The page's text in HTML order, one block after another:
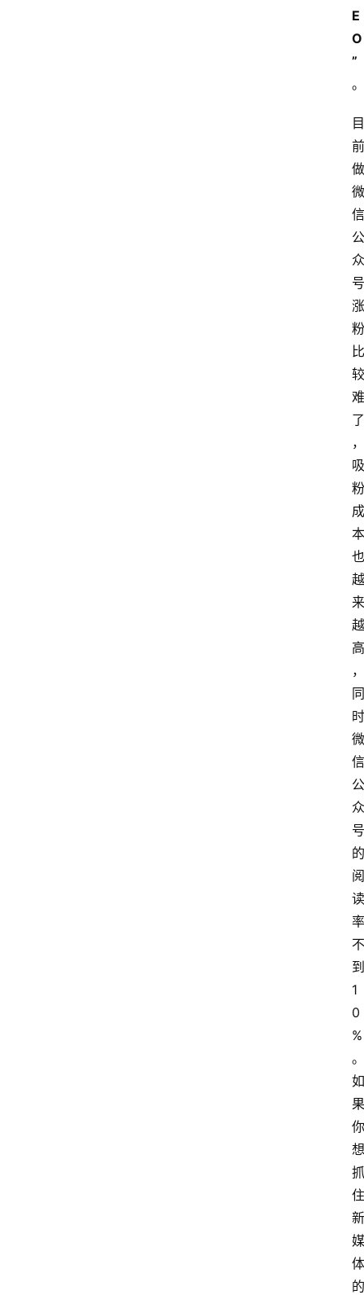
E
O
”
。
目
前
做
微
信
公
众
号
涨
粉
比
较
难
了
，
吸
粉
成
本
也
越
来
越
高
，
同
时
微
信
公
众
号
的
阅
读
率
不
到
1
0
%
。
如
果
你
想
抓
住
新
媒
体
的